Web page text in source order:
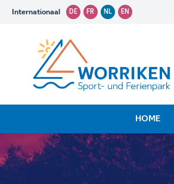
Internationaal DE FR NL EN
HOME